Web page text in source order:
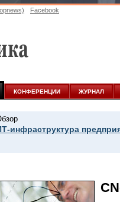
Facebook
КОНФЕРЕНЦИИ ЖУРНАЛ
инфраструктура